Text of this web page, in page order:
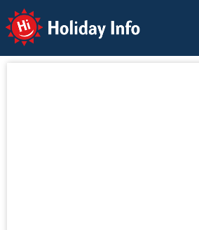
Holiday Info